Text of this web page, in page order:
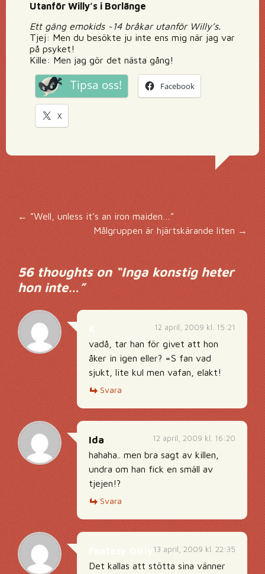
Utanför Willy’s i Borlänge
Ett gäng emokids ~14 bråkar utanför Willy’s.
Tjej: Men du besökte ju inte ens mig när jag var
på psyket!
Kille: Men jag gör det nästa gång!
Tipsa oss! Facebook
X
Inläggsnavigering
←”Well, unless it’s an iron maiden…”
Målgruppen är hjärtskärande liten→
56 thoughts on “Inga konstig heter
hon inte…”
12 april, 2009 kl. 15:21
vadå, tar han för givet att hon
åker in igen eller? =S fan vad
sjukt, lite kul men vafan, elakt!
Svara
12 april, 2009 kl. 16:20
Ida
hahaha.. men bra sagt av killen,
undra om han fick en smäll av
tjejen!?
Svara
13 april, 2009 kl. 22:35
Det kallas att stötta sina vänner